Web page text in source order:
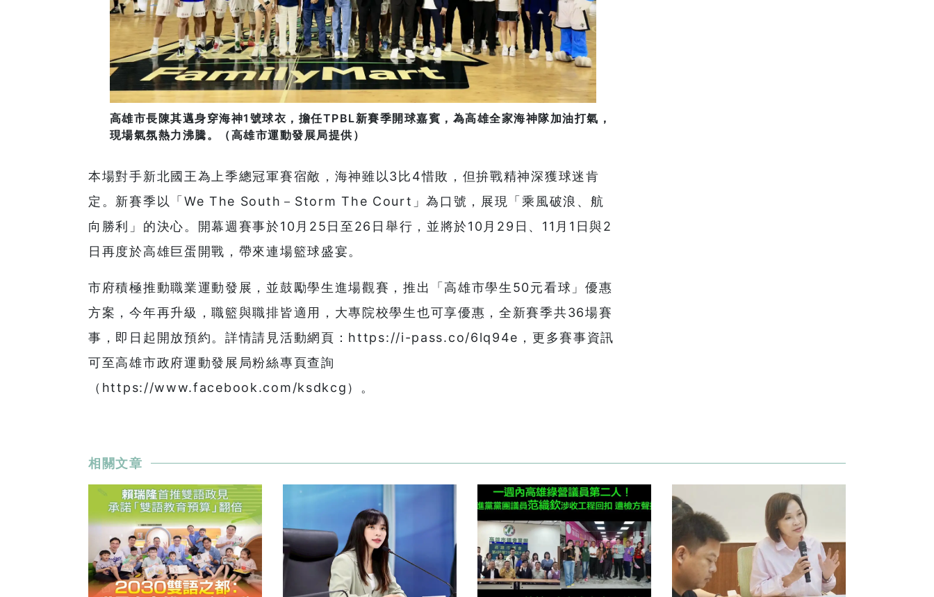
高雄市長陳其邁身穿海神1號球衣，擔任TPBL新賽季開球嘉賓，為高雄全家海神隊加油打氣，
現場氣氛熱力沸騰。（高雄市運動發展局提供）
本場對手新北國王為上季總冠軍賽宿敵，海神雖以3比4惜敗，但拚戰精神深獲球迷肯
定。新賽季以「We The South－Storm The Court」為口號，展現「乘風破浪、航
向勝利」的決心。開幕週賽事於10月25日至26日舉行，並將於10月29日、11月1日與2
日再度於高雄巨蛋開戰，帶來連場籃球盛宴。
市府積極推動職業運動發展，並鼓勵學生進場觀賽，推出「高雄市學生50元看球」優惠
方案，今年再升級，職籃與職排皆適用，大專院校學生也可享優惠，全新賽季共36場賽
事，即日起開放預約。詳情請見活動網頁：https://i-pass.co/6lq94e，更多賽事資訊
可至高雄市政府運動發展局粉絲專頁查詢
（https://www.facebook.com/ksdkcg）。
相關文章